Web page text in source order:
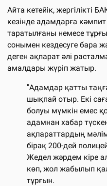
Айта кетейік, жергілікті
кезінде адамдарға кәмпит
таратылғаны немесе
сонымен кездесуге бара
деген ақпарат әлі
амалдары жүріп жатыр.
"Адамдар қатты
шықпай отыр. Екі
болуы мүмкін емес
адамнан хабар
ақпараттардың
бірақ 200-дей
Жедел жәрдем кіре
көп, жол жабылып
тұрғын.